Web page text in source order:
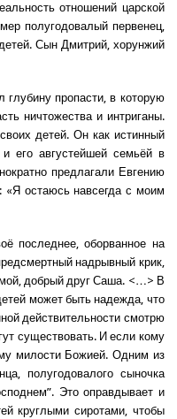
отношений царской
полугодовалый первенец,
Сын Дмитрий, хорунжий
глубину пропасти, в которую
ничтожества и интриганы.
детей. Он как истинный
его августейшей семьёй в
предлагали Евгению
«Я остаюсь навсегда с моим
последнее, оборванное на
надрывный крик,
добрый друг Саша. <…> В
может быть надежда, что
действительности смотрю
существовать. И если кому
милости Божией. Одним из
полугодовалого сыночка
Это оправдывает и
круглыми сиротами, чтобы